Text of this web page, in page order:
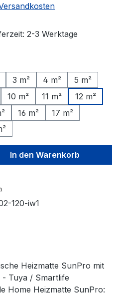
2-3 Werktage
3 m² 4 m²
5 m²
10 m² 11 m²
12 m²
16 m²
17 m²
den
In den Warenkorb
120-iw1
Heizmatte SunPro mit
- Tuya / Smartlife
Home Heizmatte SunPro: